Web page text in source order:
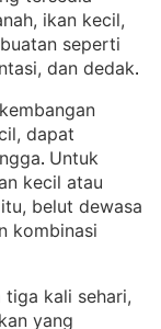
ikan kecil,
seperti
dan dedak.
dapat
. Untuk
kecil atau
belut dewasa
kombinasi
kali sehari,
yang